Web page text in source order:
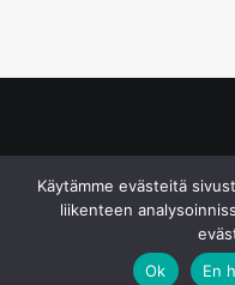
Käytämme evästeitä
liikenteen
Ok
En